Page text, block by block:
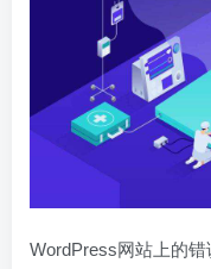
WordPress网站上的